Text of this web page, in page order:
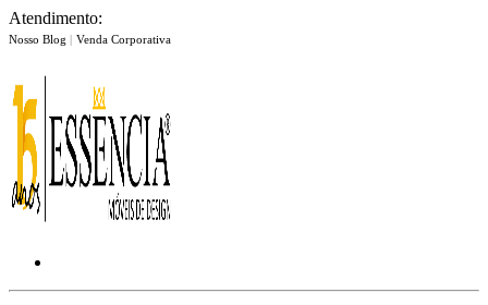
Atendimento:
Nosso Blog | Venda Corporativa